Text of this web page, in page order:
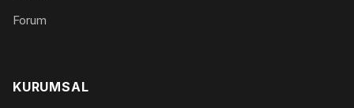
Forum
KURUMSAL